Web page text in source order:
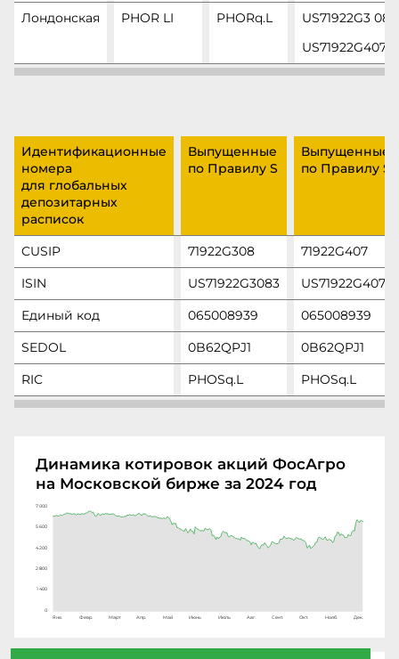
Лондонская
PHOR LI PHORq.L
US71922G3 083
US71922G4073
Идентификационные
номера
для глобальных
депозитарных
расписок
Выпущенные
по Правилу S
Выпущенные
по Правилу S
CUSIP 71922G308
71922G407
ISIN
US71922G3083
US71922G4073
Единый код
065008939
065008939
SEDOL
0B62QPJ1
0B62QPJ1
RIC
PHOSq.L PHOSq.L
Динамика котировок акций ФосАгро
на Московской бирже за 2024 год
0
1 400
2 800
4 200
5 600
7 000
Янв. Февр. Март Апр. Май Июнь Июль Авг. Сент. Окт. Нояб. Дек.